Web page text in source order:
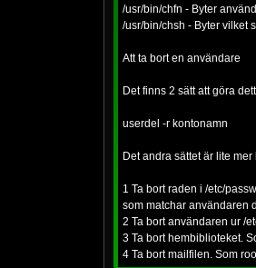
/usr/bin/chfn - Byter
/usr/bin/chsh - Byter vilket
Att ta bort en användare
Det finns 2 sätt att göra
userdel -r kontonamn
Det andra sättet är lite
1 Ta bort raden i /etc/
som matchar användaren
2 Ta bort användaren ur /
3 Ta bort hembiblioteket.
4 Ta bort mailfilen. Som